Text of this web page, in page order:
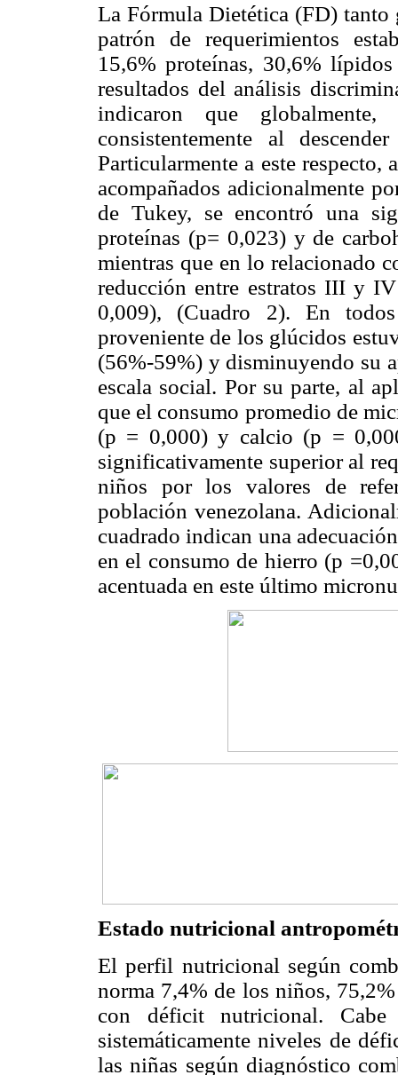
La Fórmula Dietética (FD) tanto
patrón de requerimientos
15,6% proteínas, 30,6%
resultados del análisis
indicaron que
consistentemente al
Particularmente a este respecto,
acompañados adicionalmente
de Tukey, se encontró una
proteínas (p= 0,023) y de
mientras que en lo relacionado
reducción entre estratos III y
0,009), (Cuadro 2). En
proveniente de los glúcidos
(56%-59%) y disminuyendo su
escala social. Por su parte, al
que el consumo promedio de
(p = 0,000) y calcio (p =
significativamente superior al
niños por los valores de
población venezolana.
cuadrado indican una
en el consumo de hierro (p
acentuada en este último
Estado nutricional
El perfil nutricional según
norma 7,4% de los niños,
con déficit nutricional. Cabe
sistemáticamente niveles de
las niñas según diagnóstico